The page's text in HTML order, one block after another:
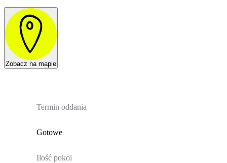
Zobacz na mapie
Termin oddania
Gotowe
Ilość pokoi